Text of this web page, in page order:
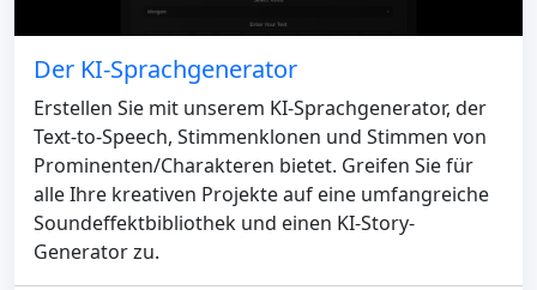
Der KI-Sprachgenerator
Erstellen Sie mit unserem KI-Sprachgenerator, der
Text-to-Speech, Stimmenklonen und Stimmen von
Prominenten/Charakteren bietet. Greifen Sie für
alle Ihre kreativen Projekte auf eine umfangreiche
Soundeffektbibliothek und einen KI-Story-
Generator zu.